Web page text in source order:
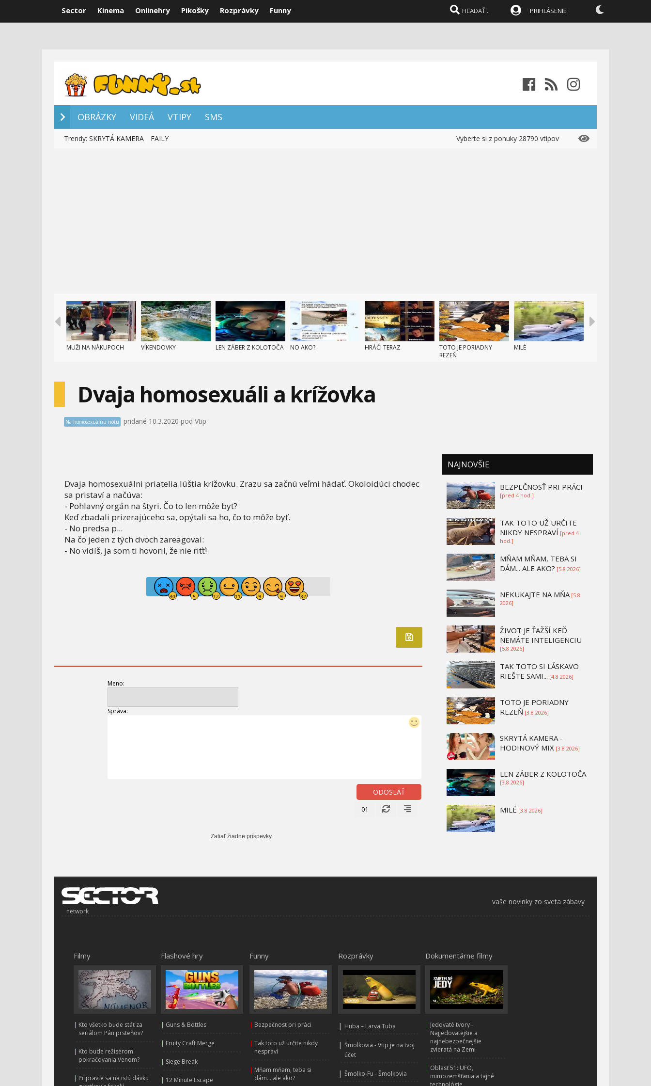
Sector Kinema Onlinehry Pikošky Rozprávky Funny PRIHLÁSENIE
OBRÁZKY VIDEÁ VTIPY SMS
Vyberte si z ponuky 28790 vtipov
Trendy: SKRYTÁ KAMERA FAILY
MUŽI NA NÁKUPOCH VÍKENDOVKY LEN ZÁBER Z KOLOTOČA NO AKO? HRÁČI TERAZ
TOTO JE PORIADNY
REZEŇ
MILÉ
Dvaja homosexuáli a krížovka
Na homosexuálnu nôtu pridané 10.3.2020 pod Vtip
Dvaja homosexuálni priatelia lúštia krížovku. Zrazu sa začnú veľmi hádať. Okoloidúci chodec
sa pristaví a načúva:
- Pohlavný orgán na štyri. Čo to len môže byť?
Keď zbadali prizerajúceho sa, opýtali sa ho, čo to môže byť.
- No predsa p...
Na čo jeden z tých dvoch zareagoval:
- No vidíš, ja som ti hovoril, že nie riťť!
Meno:
Správa:
ODOSLAŤ
01
Zatiaľ žiadne príspevky
NAJNOVŠIE
BEZPEČNOSŤ PRI PRÁCI
[pred 4 hod.]
TAK TOTO UŽ URČITE
NIKDY NESPRAVÍ [pred 4
hod.]
MŇAM MŇAM, TEBA SI
DÁM... ALE AKO? [5.8 2026]
NEKUKAJTE NA MŇA [5.8
2026]
ŽIVOT JE ŤAŽŠÍ KEĎ
NEMÁTE INTELIGENCIU
[5.8 2026]
TAK TOTO SI LÁSKAVO
RIEŠTE SAMI... [4.8 2026]
TOTO JE PORIADNY
REZEŇ [3.8 2026]
SKRYTÁ KAMERA -
HODINOVÝ MIX [3.8 2026]
LEN ZÁBER Z KOLOTOČA
[3.8 2026]
MILÉ [3.8 2026]
vaše novinky zo sveta zábavy
network
Filmy
| Kto všetko bude stáť za
seriálom Pán prsteňov?
| Kto bude režisérom
pokračovania Venom?
| Pripravte sa na istú dávku
Flashové hry
| Guns & Bottles
| Fruity Craft Merge
| Siege Break
| 12 Minute Escape
Funny
| Bezpečnosť pri práci
| Tak toto už určite nikdy
nespraví
| Mňam mňam, teba si
dám... ale ako?
Rozprávky
| Huba – Larva Tuba
| Šmolkovia - Vtip je na tvoj
účet
| Šmolko-Fu - Šmolkovia
Dokumentárne filmy
| Jedovaté tvory -
Najjedovatejšie a
najnebezpečnejšie
zvieratá na Zemi
| Oblasť 51: UFO,
mimozemšťania a tajné
technológie